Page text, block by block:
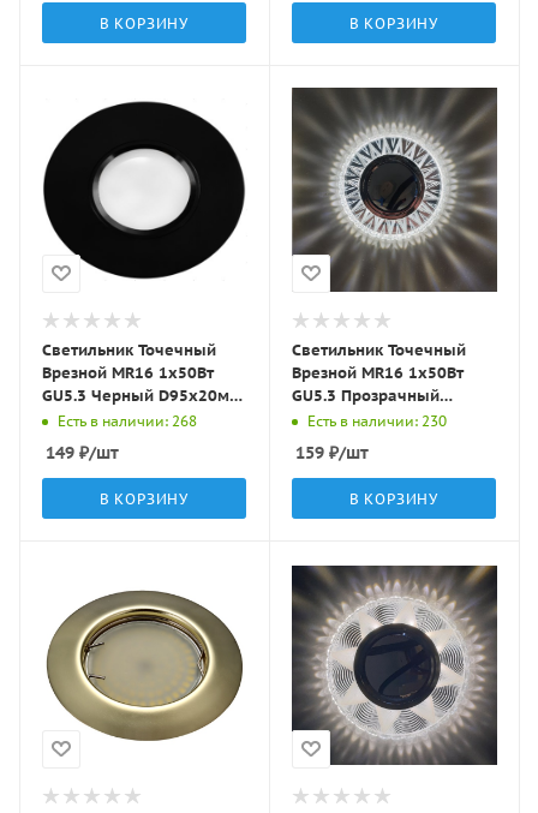
В КОРЗИНУ В КОРЗИНУ
Светильник Точечный
Врезной MR16 1х50Вт
GU5.3 Черный D95х20мм
IP20 ST11 LBT
Есть в наличии: 268
149 ₽/шт
В КОРЗИНУ
Светильник Точечный
Врезной MR16 1х50Вт
GU5.3 Прозрачный
D90х10мм IP20 D0004L-
11 LBT
Есть в наличии: 230
159 ₽/шт
В КОРЗИНУ